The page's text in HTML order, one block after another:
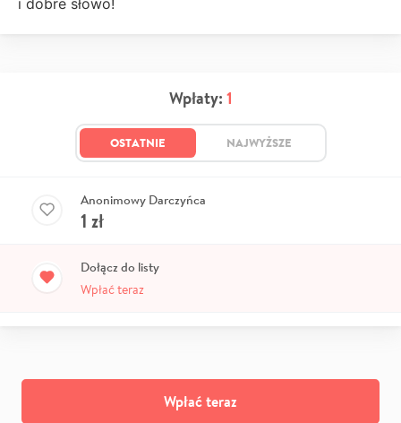
Wpłaty: 1
OSTATNIE NAJWYŻSZE
Anonimowy Darczyńca
1 zł
Dołącz do listy
Wpłać teraz
Wpłać teraz